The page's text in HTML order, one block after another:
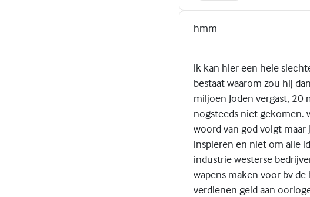
hmm
ik kan hier een hele
bestaat waarom zou hij
miljoen Joden vergast, 20
nogsteeds niet gekomen.
woord van god volgt
inspieren en niet om alle
industrie westerse
wapens maken voor bv
verdienen geld aan